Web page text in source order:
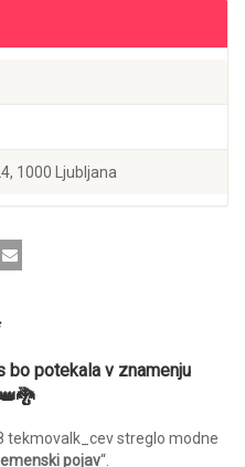
1000 Ljubljana
bo potekala v znamenju
tekmovalk_cev streglo modne
pojav“.